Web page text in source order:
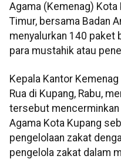
Agama (Kemenag) Kota
Timur, bersama Badan
menyalurkan 140 paket
para mustahik atau
Kepala Kantor
Rua di Kupang, Rabu,
tersebut
Agama Kota Kupang
pengelolaan zakat
pengelola zakat dalam